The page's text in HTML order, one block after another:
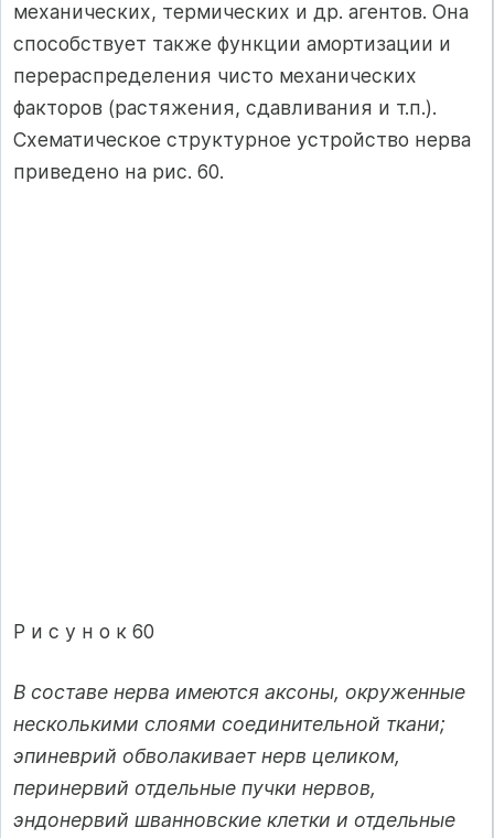
механических, термических и др. агентов. Она
способствует также функции амортизации и
перераспределения чисто механических
факторов (растяжения, сдавливания и т.п.).
Схематическое структурное устройство нерва
приведено на рис. 60.
Р и с у н о к 60
В составе нерва имеются аксоны, окруженные
несколькими слоями соединительной ткани;
эпиневрий обволакивает нерв целиком,
перинервий отдельные пучки нервов,
эндонервий шванновские клетки и отдельные